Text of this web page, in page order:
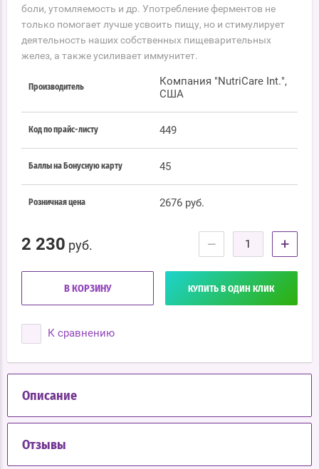
боли, утомляемость и др. Употребление ферментов не
только помогает лучше усвоить пищу, но и стимулирует
деятельность наших собственных пищеварительных
желез, а также усиливает иммунитет.
Производитель
Компания "NutriCare Int.",
США
Код по прайс-листу 449
Баллы на Бонусную карту 45
Розничная цена 2676 руб.
2 230 руб. − +
В КОРЗИНУ КУПИТЬ В ОДИН КЛИК
К сравнению
Описание
Отзывы